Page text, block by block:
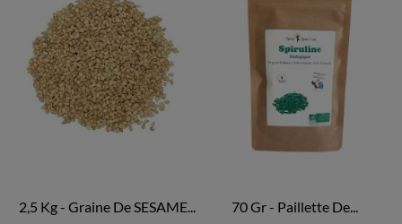
2,5 Kg - Graine De SESAME... 70 Gr - Paillette De...